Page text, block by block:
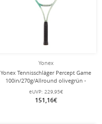
Yonex
Yonex Tennisschläger Percept Game
100in/270g/Allround olivegrün -
unbesaitet -
eUVP: 229,95€
151,16€